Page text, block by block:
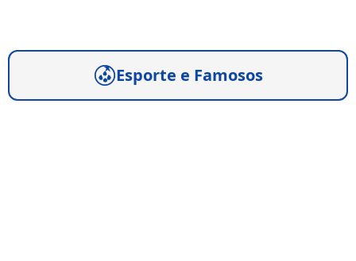
Esporte e Famosos